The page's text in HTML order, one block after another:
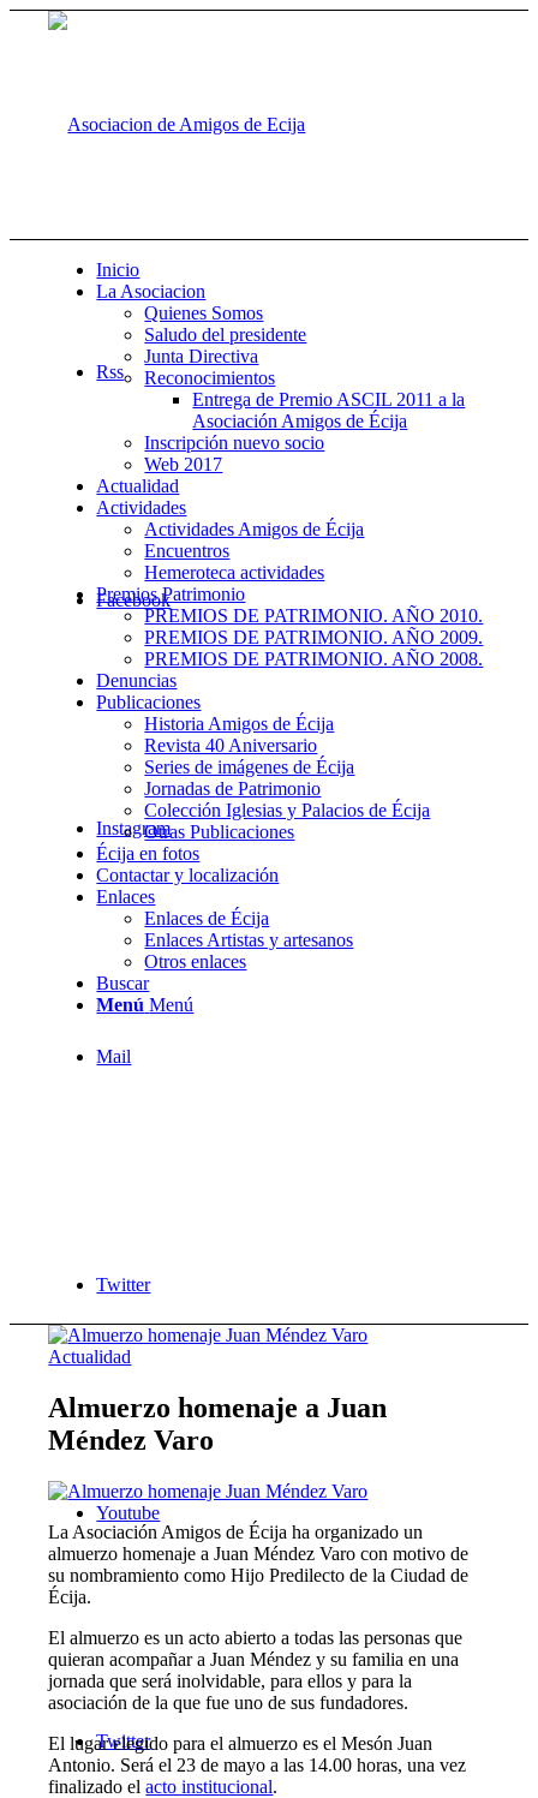
Rss
Facebook
Instagram
Mail
Twitter
Youtube
Twitter
Inicio
La Asociacion
Quienes Somos
Saludo del presidente
Junta Directiva
Reconocimientos
Entrega de Premio ASCIL 2011 a la
Asociación Amigos de Écija
Inscripción nuevo socio
Web 2017
Actualidad
Actividades
Actividades Amigos de Écija
Encuentros
Hemeroteca actividades
Premios Patrimonio
PREMIOS DE PATRIMONIO. AÑO 2010.
PREMIOS DE PATRIMONIO. AÑO 2009.
PREMIOS DE PATRIMONIO. AÑO 2008.
Denuncias
Publicaciones
Historia Amigos de Écija
Revista 40 Aniversario
Series de imágenes de Écija
Jornadas de Patrimonio
Colección Iglesias y Palacios de Écija
Otras Publicaciones
Écija en fotos
Contactar y localización
Enlaces
Enlaces de Écija
Enlaces Artistas y artesanos
Otros enlaces
Buscar
Menú Menú
Actualidad
Almuerzo homenaje a Juan
Méndez Varo
La Asociación Amigos de Écija ha organizado un
almuerzo homenaje a Juan Méndez Varo con motivo de
su nombramiento como Hijo Predilecto de la Ciudad de
Écija.
El almuerzo es un acto abierto a todas las personas que
quieran acompañar a Juan Méndez y su familia en una
jornada que será inolvidable, para ellos y para la
asociación de la que fue uno de sus fundadores.
El lugar elegido para el almuerzo es el Mesón Juan
Antonio. Será el 23 de mayo a las 14.00 horas, una vez
finalizado elacto institucional.